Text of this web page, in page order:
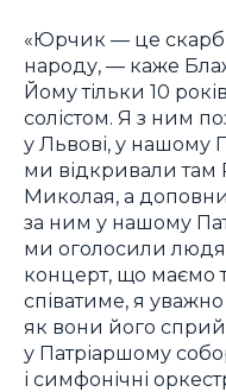
«Юрчик — це скарб
народу, — каже
Йому тільки 10
солістом. Я з ним
у Львові, у нашому
ми відкривали там
Миколая, а
за ним у нашому
ми оголосили
концерт, що маємо
співатиме, я
як вони його
у Патріаршому
і симфонічні